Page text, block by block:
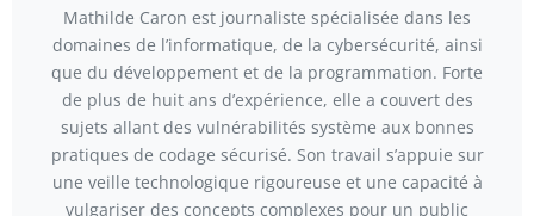
Mathilde Caron est journaliste spécialisée dans les
domaines de l’informatique, de la cybersécurité, ainsi
que du développement et de la programmation. Forte
de plus de huit ans d’expérience, elle a couvert des
sujets allant des vulnérabilités système aux bonnes
pratiques de codage sécurisé. Son travail s’appuie sur
une veille technologique rigoureuse et une capacité à
vulgariser des concepts complexes pour un public